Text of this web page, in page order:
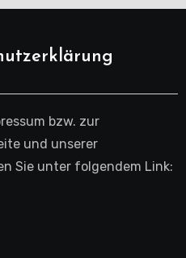
bzw. zur
und unserer
Sie unter folgendem Link: